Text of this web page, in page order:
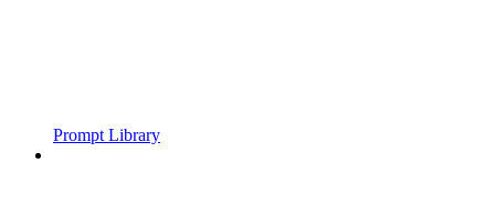
Prompt Library